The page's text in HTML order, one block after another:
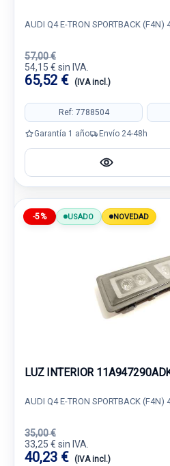
AUDI Q4 E-TRON SPORTBACK (F4N)
57,00 €
54,15 € sin IVA.
65,52 € (IVA incl.)
Ref: 7788504
Garantía 1 año Envío 24-48h
-5% USADO NOVEDAD
LUZ INTERIOR
AUDI Q4 E-TRON SPORTBACK (F4N)
35,00 €
33,25 € sin IVA.
40,23 € (IVA incl.)